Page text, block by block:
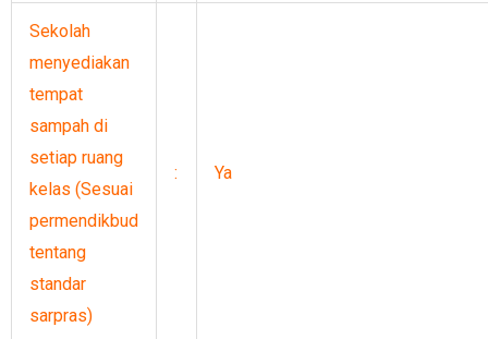
Sekolah
menyediakan
tempat
sampah di
setiap ruang
kelas (Sesuai
permendikbud
tentang
standar
sarpras)
: Ya